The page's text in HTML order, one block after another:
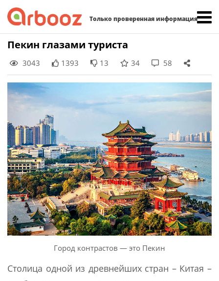
Только проверенная информация
Skip
content
Пекин глазами туриста
3043 1393 13 34 58
Город контрастов — это Пекин
Столица одной из древнейших стран – Китая –
Найти: